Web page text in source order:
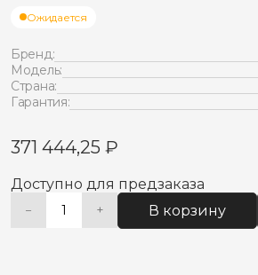
Ожидается
Бренд:
Модель:
Страна:
Гарантия:
371 444,25 ₽
Доступно для предзаказа
−
Количество + В корзину
Alternative: